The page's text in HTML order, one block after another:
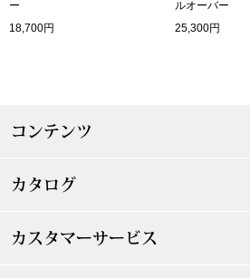
セイコー〉マウリッツハイス美術館公認フ
ー
18,700円
ルオーバー
25,300円
コンテンツ
カタログ
カスタマーサービス